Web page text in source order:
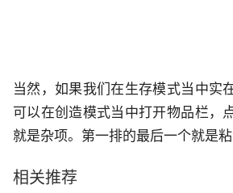
当然，如果我们在生存模式当中实
可以在创造模式当中打开物品栏，
就是杂项。第一排的最后一个就是粘
相关推荐